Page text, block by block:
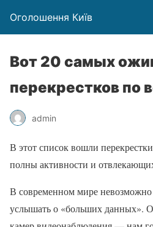
Оголошення Київ
Вот 20 самых
перекрестков по
admin
В этот список вошли
полны активности и
В современном мире невозможно
услышать о «больших данных».